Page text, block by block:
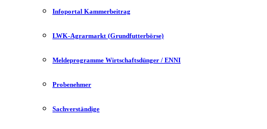
Infoportal Kammerbeitrag
LWK-Agrarmarkt (Grundfutterbörse)
Meldeprogramme Wirtschaftsdünger / ENNI
Probenehmer
Sachverständige